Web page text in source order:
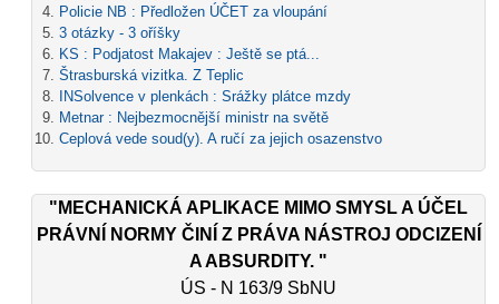
Policie NB : Předložen ÚČET za vloupání
3 otázky - 3 oříšky
KS : Podjatost Makajev : Ještě se ptá...
Štrasburská vizitka. Z Teplic
INSolvence v plenkách : Srážky plátce mzdy
Metnar : Nejbezmocnější ministr na světě
Ceplová vede soud(y). A ručí za jejich osazenstvo
"MECHANICKÁ APLIKACE MIMO SMYSL A ÚČEL
PRÁVNÍ NORMY ČINÍ Z PRÁVA NÁSTROJ ODCIZENÍ
A ABSURDITY. "
ÚS - N 163/9 SbNU